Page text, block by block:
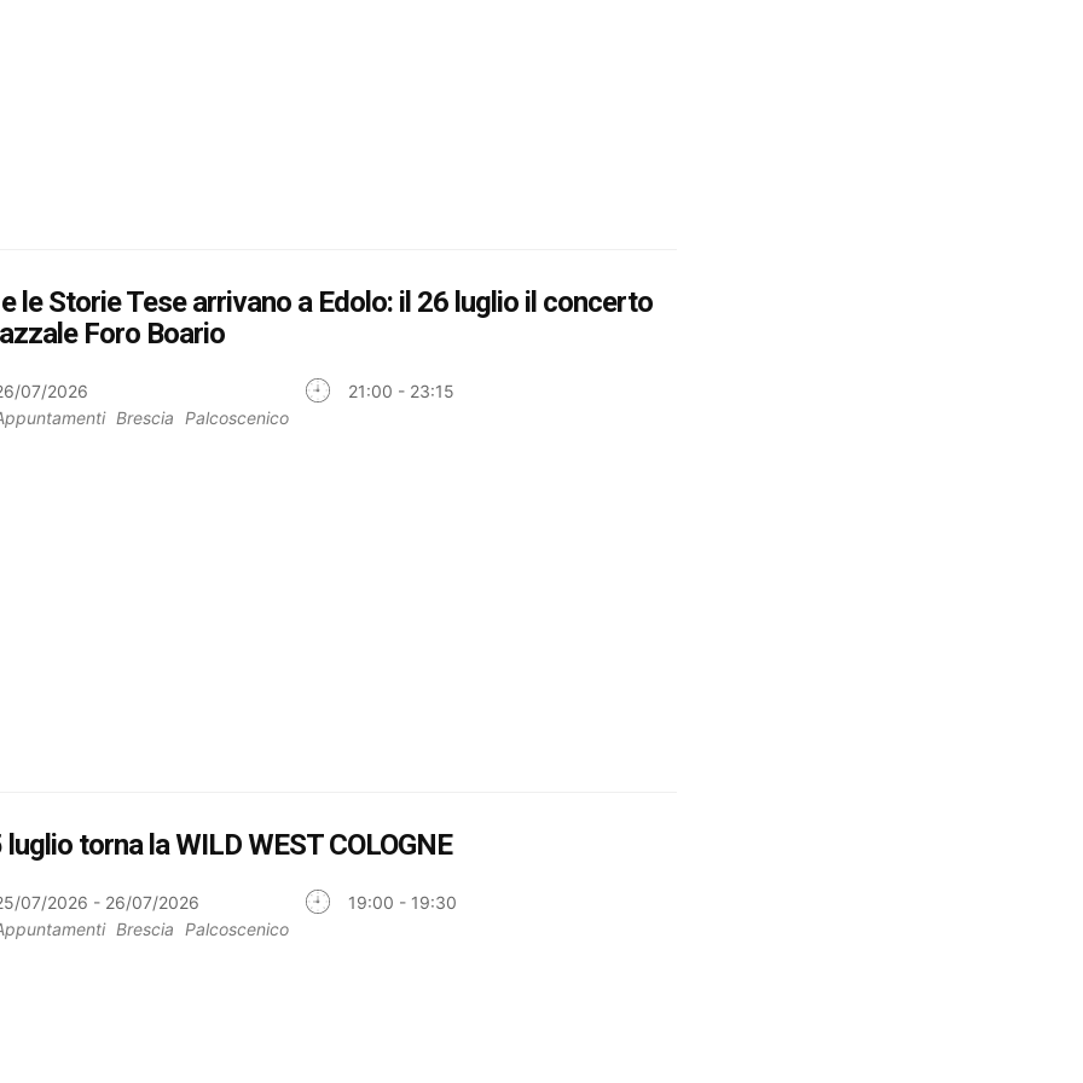
le Storie Tese arrivano a Edolo: il 26 luglio il concerto
Foro Boario
07/2026
21:00 - 23:15
Brescia Palcoscenico
luglio torna la WILD WEST COLOGNE
07/2026 - 26/07/2026
19:00 - 19:30
Brescia Palcoscenico